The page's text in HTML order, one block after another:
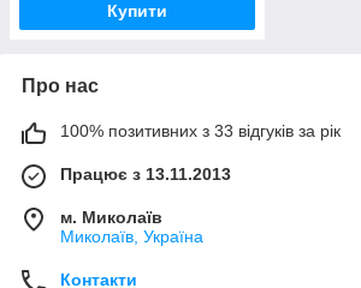
Купити
Про нас
100% позитивних з 33 відгуків за рік
Працює з 13.11.2013
м. Миколаїв
Миколаїв, Україна
Контакти